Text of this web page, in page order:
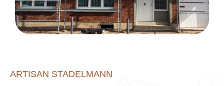
ARTISAN STADELMANN